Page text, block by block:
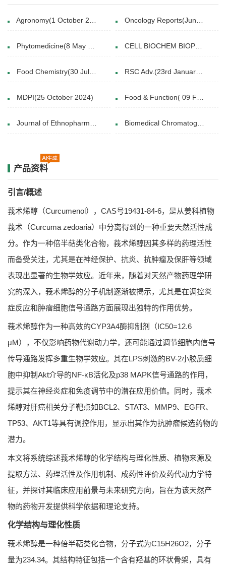
Agronomy(1 October 2020) Oncology Reports(June 30, 2011)
Phytomedicine(8 May 2025) CELL BIOCHEM BIOPHYS.(2014 Sep.12. )
Food Chemistry(30 July 2021) RSC Adv.(23rd January 2019)
MDPI(25 October 2024) Food & Function( 09 Feb 2021)
Journal of Ethnopharmacology(July 2017) Biomedical Chromatography( 6 DEC 2013)
产品资料
引言/概述
莪术烯醇（Curcumenol），CAS号19431-84-6，是从姜科植物
莪术（Curcuma zedoaria）中分离得到的一种重要天然活性成
分。作为一种倍半萜类化合物，莪术烯醇因其多样的药理活性
而备受关注，尤其是在神经保护、抗炎、抗肿瘤及保肝等领域
表现出显著的生物学效应。近年来，随着对天然产物药理学研
究的深入，莪术烯醇的分子机制逐渐被揭示，尤其是在调控炎
症反应和肿瘤细胞信号通路方面展现出独特的作用优势。
莪术烯醇作为一种高效的CYP3A4酶抑制剂（IC50=12.6
μM），不仅影响药物代谢动力学，还可能通过调节细胞内信号
传导通路发挥多重生物学效应。其在LPS刺激的BV-2小胶质细
胞中抑制Akt介导的NF-κB活化及p38 MAPK信号通路的作用，
提示其在神经炎症和免疫调节中的潜在应用价值。同时，莪术
烯醇对肝癌相关分子靶点如BCL2、STAT3、MMP9、EGFR、
TP53、AKT1等具有调控作用，显示出其作为抗肿瘤候选药物的
潜力。
本文将系统综述莪术烯醇的化学结构与理化性质、植物来源及
提取方法、药理活性及作用机制、成药性评价及药代动力学特
征，并探讨其临床应用前景与未来研究方向，旨在为该天然产
物的药物开发提供科学依据和理论支持。
化学结构与理化性质
莪术烯醇是一种倍半萜类化合物，分子式为C15H26O2，分子
量为234.34。其结构特征包括一个含有羟基的环状骨架，具有